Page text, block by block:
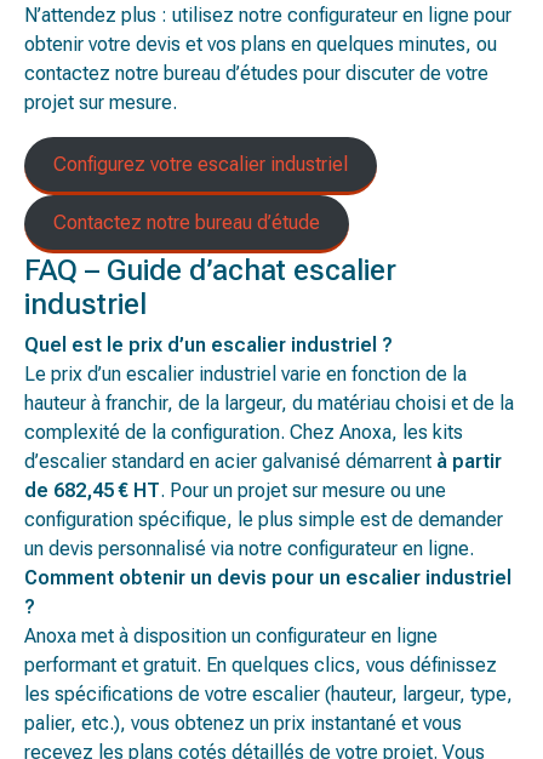
N’attendez plus : utilisez notre configurateur en ligne pour
obtenir votre devis et vos plans en quelques minutes, ou
contactez notre bureau d’études pour discuter de votre
projet sur mesure.
Configurez votre escalier industriel
Contactez notre bureau d’étude
FAQ – Guide d’achat escalier
industriel
Quel est le prix d’un escalier industriel ?
Le prix d’un escalier industriel varie en fonction de la
hauteur à franchir, de la largeur, du matériau choisi et de la
complexité de la configuration. Chez Anoxa, les kits
d’escalier standard en acier galvanisé démarrent à partir
de 682,45 € HT. Pour un projet sur mesure ou une
configuration spécifique, le plus simple est de demander
un devis personnalisé via notre configurateur en ligne.
Comment obtenir un devis pour un escalier industriel
?
Anoxa met à disposition un configurateur en ligne
performant et gratuit. En quelques clics, vous définissez
les spécifications de votre escalier (hauteur, largeur, type,
palier, etc.), vous obtenez un prix instantané et vous
recevez les plans cotés détaillés de votre projet. Vous